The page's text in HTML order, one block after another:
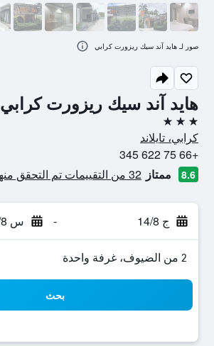
هايد آند سيك ريزورت كرابي
3 نجوم
كرابي، تايلاند
+66 75 622 345
8.6 ممتاز 32 من التقييمات تم التحقق منها
ج 14/8 - س 15/8
2 من الضيوف، غرفة واحدة
بحث
صور لـ هايد آند سيك ريزورت كرابي